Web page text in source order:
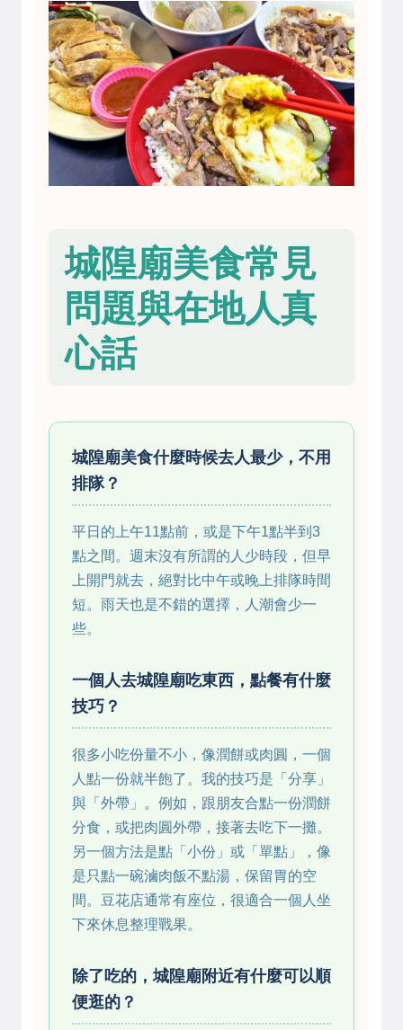
城隍廟美食常見
問題與在地人真
心話
城隍廟美食什麼時候去人最少，不用
排隊？
平日的上午11點前，或是下午1點半到3
點之間。週末沒有所謂的人少時段，但早
上開門就去，絕對比中午或晚上排隊時間
短。雨天也是不錯的選擇，人潮會少一
些。
一個人去城隍廟吃東西，點餐有什麼
技巧？
很多小吃份量不小，像潤餅或肉圓，一個
人點一份就半飽了。我的技巧是「分享」
與「外帶」。例如，跟朋友合點一份潤餅
分食，或把肉圓外帶，接著去吃下一攤。
另一個方法是點「小份」或「單點」，像
是只點一碗滷肉飯不點湯，保留胃的空
間。豆花店通常有座位，很適合一個人坐
下來休息整理戰果。
除了吃的，城隍廟附近有什麼可以順
便逛的？